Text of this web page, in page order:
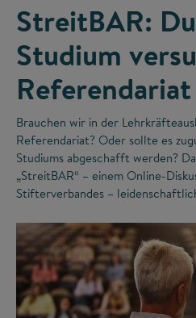
StreitBAR:
Studium
Referendariat
Brauchen wir in der
Referendariat? Oder sollte es
Studiums abgeschafft werden?
„StreitBAR“ – einem Online-
Stifterverbandes –